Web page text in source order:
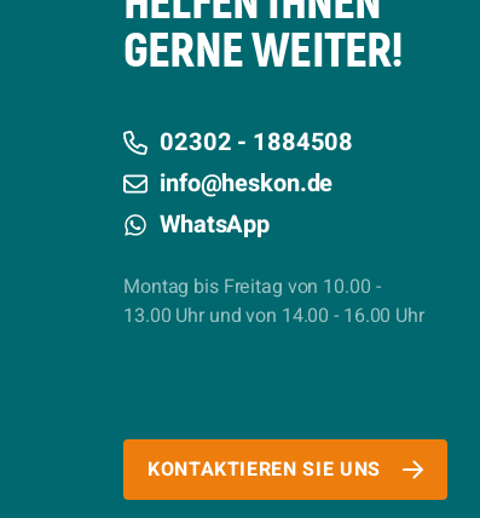
GERNE WEITER!
02302 - 1884508
info@heskon.de
WhatsApp
Montag bis Freitag von 10.00 -
13.00 Uhr und von 14.00 - 16.00 Uhr
KONTAKTIEREN SIE UNS